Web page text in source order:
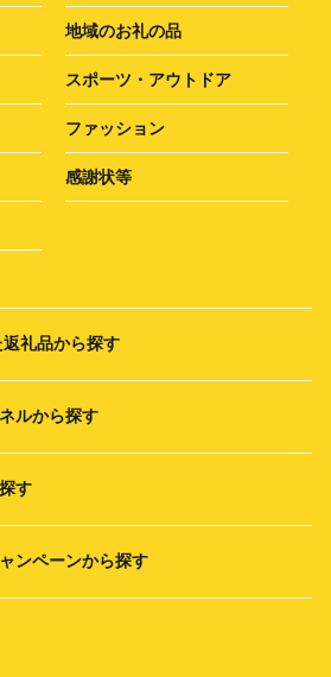
地域のお礼の品
スポーツ・アウトドア
ファッション
感謝状等
礼品から探す
ルから探す
す
ンペーンから探す